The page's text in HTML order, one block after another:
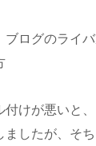
付けが悪いと
ましたが、そ